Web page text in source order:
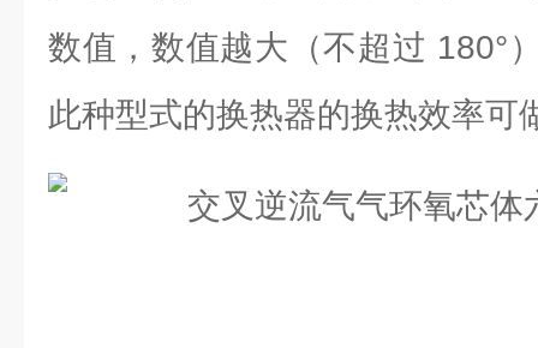
数值，数值越大（不超过 180°
此种型式的换热器的换热效率可